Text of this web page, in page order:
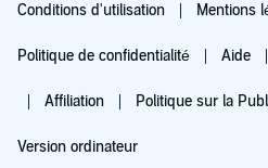
Conditions d'utilisation Mentions
Politique de confidentialité Aide
Affiliation Politique sur la
Version ordinateur